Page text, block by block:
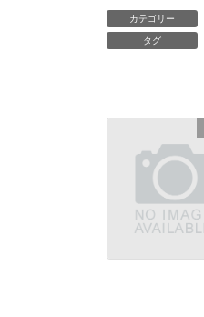
カテゴリー
タグ